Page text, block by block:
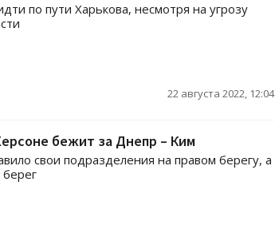
по пути Харькова, несмотря на угрозу
22 августа 2022, 12:04
бежит за Днепр – Ким
свои подразделения на правом берегу, а